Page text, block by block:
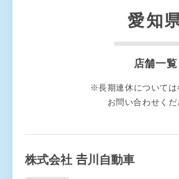
愛知
店舗一覧
※長期連休については
お問い合わせくだ
株式会社 𠮷川自動車